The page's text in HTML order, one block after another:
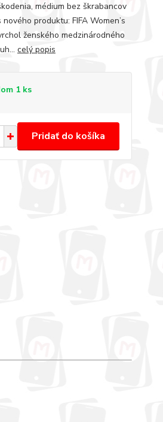
médium bez škrabancov
produktu: FIFA Women’s
ženského medzinárodného
celý popis
1 ks
Pridať do košíka